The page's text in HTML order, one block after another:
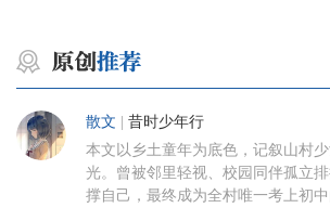
散文 昔时少年行
本文以乡土童年为底色，记叙山村
光。曾被邻里轻视、校园同伴孤立
撑自己，最终成为全村唯一考上初